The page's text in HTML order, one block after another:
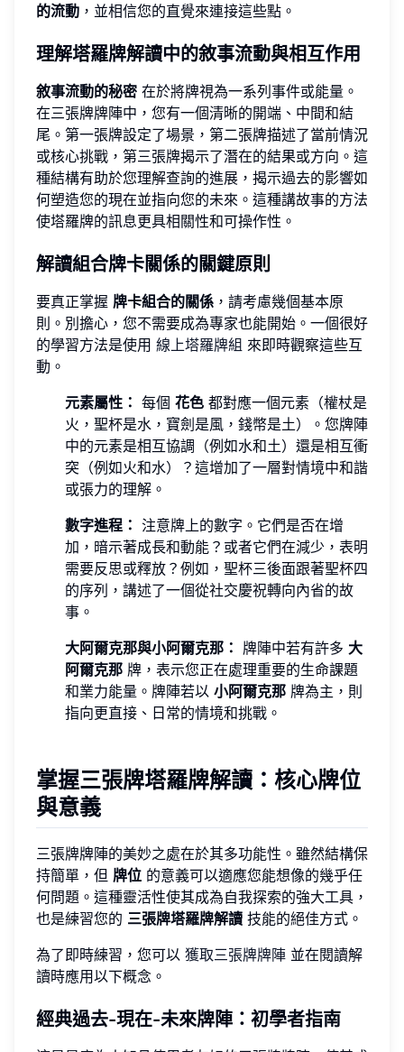
的流動 ，並相信您的直覺來連接這些點。
理解塔羅牌解讀中的敘事流動與相互作用
敘事流動的秘密 在於將牌視為一系列事件或能量。
在三張牌牌陣中，您有一個清晰的開端、中間和結
尾。第一張牌設定了場景，第二張牌描述了當前情況
或核心挑戰，第三張牌揭示了潛在的結果或方向。這
種結構有助於您理解查詢的進展，揭示過去的影響如
何塑造您的現在並指向您的未來。這種講故事的方法
使塔羅牌的訊息更具相關性和可操作性。
解讀組合牌卡關係的關鍵原則
要真正掌握 牌卡組合的關係 ，請考慮幾個基本原
則。別擔心，您不需要成為專家也能開始。一個很好
的學習方法是使用 線上塔羅牌組 來即時觀察這些互
動。
元素屬性： 每個 花色 都對應一個元素（權杖是
火，聖杯是水，寶劍是風，錢幣是土）。您牌陣
中的元素是相互協調（例如水和土）還是相互衝
突（例如火和水）？這增加了一層對情境中和諧
或張力的理解。
數字進程： 注意牌上的數字。它們是否在增
加，暗示著成長和動能？或者它們在減少，表明
需要反思或釋放？例如，聖杯三後面跟著聖杯四
的序列，講述了一個從社交慶祝轉向內省的故
事。
大阿爾克那與小阿爾克那： 牌陣中若有許多 大
阿爾克那 牌，表示您正在處理重要的生命課題
和業力能量。牌陣若以 小阿爾克那 牌為主，則
指向更直接、日常的情境和挑戰。
掌握三張牌塔羅牌解讀：核心牌位
與意義
三張牌牌陣的美妙之處在於其多功能性。雖然結構保
持簡單，但 牌位 的意義可以適應您能想像的幾乎任
何問題。這種靈活性使其成為自我探索的強大工具，
也是練習您的 三張牌塔羅牌解讀 技能的絕佳方式。
為了即時練習，您可以 獲取三張牌牌陣 並在閱讀解
讀時應用以下概念。
經典過去-現在-未來牌陣：初學者指南